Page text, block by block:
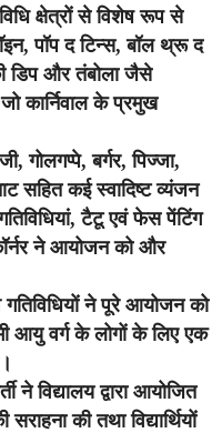
क्षेत्रों से विशेष रूप से
पॉप द टिन्स, बॉल थ्रू द
डिप और तंबोला जैसे
कार्निवाल के प्रमुख
गोलगप्पे, बर्गर, पिज्जा,
सहित कई स्वादिष्ट व्यंजन
टैटू एवं फेस पेंटिंग
ने आयोजन को और
ने पूरे आयोजन को
आयु वर्ग के लोगों के लिए एक
ने विद्यालय द्वारा आयोजित
की तथा विद्यार्थियों